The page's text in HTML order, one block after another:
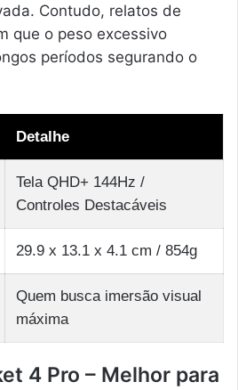
Contudo, relatos de
que o peso excessivo
períodos segurando o
Detalhe
Tela QHD+ 144Hz /
Controles Destacáveis
29.9 x 13.1 x 4.1 cm / 854g
Quem busca imersão visual
máxima
4 Pro – Melhor para